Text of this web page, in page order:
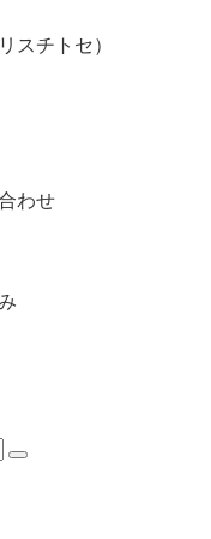
スチトセ）
わせ